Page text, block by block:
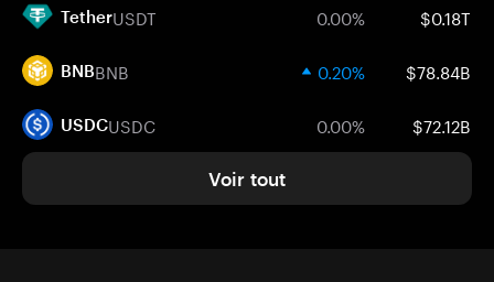
TetherUSDT 0.00% $0.18T
BNBBNB 0.20% $78.84B
USDCUSDC 0.00% $72.12B
Voir tout